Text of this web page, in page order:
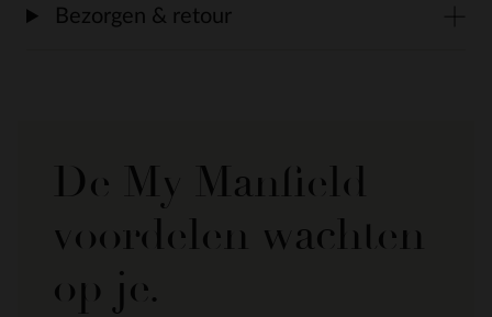
Bezorgen & retour
De My Manfield
voordelen wachten
op je.